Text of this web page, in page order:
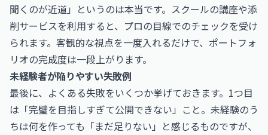
聞くのが近道」というのは本当です。スクールの講座や添
削サービスを利用すると、プロの目線でのチェックを受け
られます。客観的な視点を一度入れるだけで、ポートフォ
リオの完成度は一段上がります。
未経験者が陥りやすい失敗例
最後に、よくある失敗をいくつか挙げておきます。1つ目
は「完璧を目指しすぎて公開できない」こと。未経験のう
ちは何を作っても「まだ足りない」と感じるものですが、